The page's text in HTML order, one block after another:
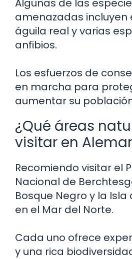
amenazadas incluyen
águila real y varias
anfibios.
Los esfuerzos de
en marcha para
aumentar su
¿Qué áreas
visitar en
Recomiendo visitar el
Nacional de
Bosque Negro y la Isla
en el Mar del Norte.
Cada uno ofrece
y una rica